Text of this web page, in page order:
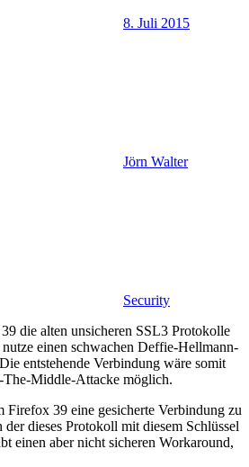
8. Juli 2015
Jörn Walter
Security
die alten unsicheren SSL3 Protokolle
einen schwachen Deffie-Hellmann-
entstehende Verbindung wäre somit
Middle-Attacke möglich.
Firefox 39 eine gesicherte Verbindung zu
der dieses Protokoll mit diesem Schlüssel
einen aber nicht sicheren Workaround,